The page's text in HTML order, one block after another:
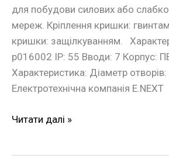
для побудови силових або
мереж. Кріплення кришки:
кришки: защілкуванням.
p016002 IP: 55 Вводи: 7 Корпус:
Характеристика: Діаметр
Електротехнічна компанія E.NEXT
Читати далі »